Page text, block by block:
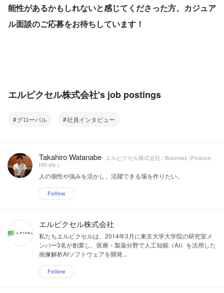
能性があるかもしれないと感じてくださった方、カジュア
ル面談のご応募をお待ちしています！
エルピクセル株式会社's job postings
グローバル 社員インタビュー
Takahiro Watanabe
エルピクセル株式会社 / Business (Finance,
HR etc.)
人の個性や強みを活かし、活躍できる場を作りたい。
Follow
エルピクセル株式会社
私たちエルピクセルは、2014年3月に東京大学大学院の研究室メ
ンバー3名が創業し、医療・製薬分野で人工知能（AI）を活用した
画像解析AIソフトウェアを開発...
Follow